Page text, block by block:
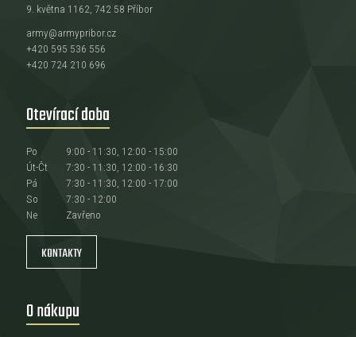
9. května 1162, 742 58 Příbor
army@armypribor.cz
+420 595 536 556
+420 724 210 696
Otevírací doba
Po
9:00 - 11:30, 12:00 - 15:00
Út-Čt
7:30 - 11:30, 12:00 - 16:30
Pá
7:30 - 11:30, 12:00 - 17:00
So
7:30 - 12:00
Ne
Zavřeno
KONTAKTY
O nákupu